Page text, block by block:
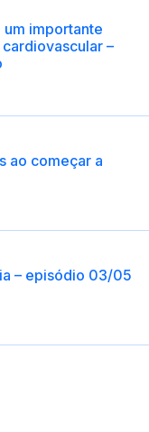
importante
–
ao começar a
– episódio 03/05